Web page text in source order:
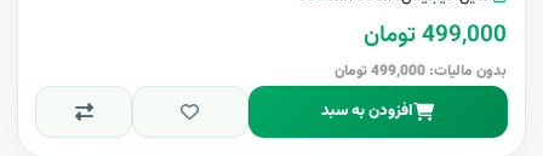
499,000 تومان
بدون مالیات: 499,000 تومان
افزودن به سبد